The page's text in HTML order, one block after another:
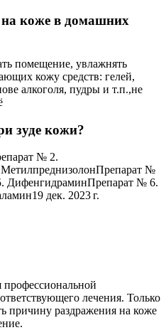
на коже в домашних
помещение, увлажнять
кожу средств: гелей,
алкоголя, пудры и т.п.,не
зуде кожи?
№ 2.
№
ДифенгидраминПрепарат № 6.
дек. 2023 г.
профессиональной
лечения. Только
причину раздражения на коже